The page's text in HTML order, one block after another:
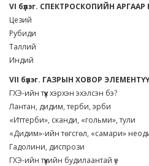
VI бүлэг. СПЕКТРОСКОПИЙН
Цезий
Рубиди
Таллий
Индий
VII бүлэг. ГАЗРЫН ХОВОР
ГХЭ-ийн түүх хэрхэн эхэлсэн бэ?
Лантан, дидим, терби, эрби
«Иттерби», сканди, «гольми», тули
«Дидим»-ийн төгсгөл, «самари»
Гадолини, диспрози
ГХЭ-ийн түүхийн будилаантай үе